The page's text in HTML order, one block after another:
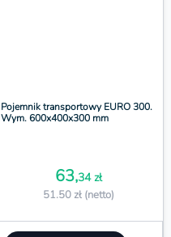
Pojemnik transportowy EURO 300.
Wym. 600x400x300 mm
63,34 zł
51.50 zł (netto)